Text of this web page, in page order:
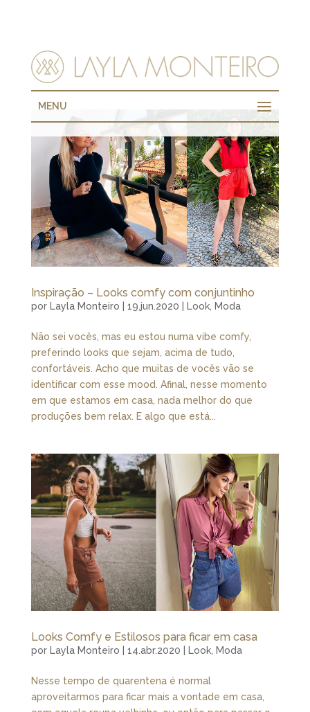
MENU
Inspiração – Looks comfy com conjuntinho
por Layla Monteiro 19.jun.2020 Look, Moda
Não sei vocês, mas eu estou numa vibe comfy,
preferindo looks que sejam, acima de tudo,
confortáveis. Acho que muitas de vocês vão se
identificar com esse mood. Afinal, nesse momento
em que estamos em casa, nada melhor do que
produções bem relax. E algo que está...
Looks Comfy e Estilosos para ficar em casa
por Layla Monteiro 14.abr.2020 Look, Moda
Nesse tempo de quarentena é normal
aproveitarmos para ficar mais a vontade em casa,